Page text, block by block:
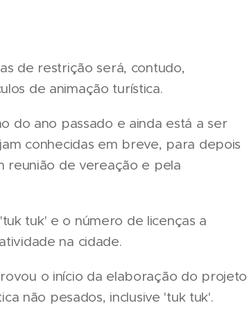
de restrição será, contudo,
de animação turística.
do ano passado e ainda está a ser
conhecidas em breve, para depois
reunião de vereação e pela
tuk' e o número de licenças a
na cidade.
o início da elaboração do projeto
não pesados, inclusive 'tuk tuk'.